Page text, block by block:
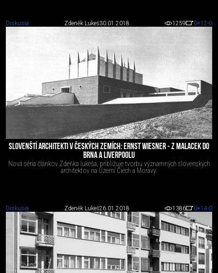
Diskusia Zdeněk Lukeš30.01.2018 1259 0+12-0
SLOVENŠTÍ ARCHITEKTI V ČESKÝCH ZEMÍCH: ERNST WIESNER - Z MALACEK DO
BRNA A LIVERPOOLU
Nová séria článkov Zdeňka lukeša, približuje tvorbu významných slovenských
architektov na Území Čiech a Moravy.
Diskusia Zdeněk Lukeš26.01.2018 1386 0+14-0